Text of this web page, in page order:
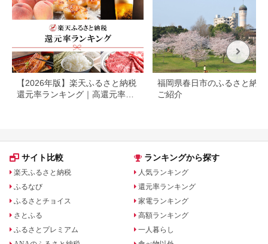
【2026年版】楽天ふるさと納税
還元率ランキング｜高還元率返
福岡県春日市のふるさと納税
ご紹介
サイト比較
楽天ふるさと納税
ふるなび
ふるさとチョイス
さとふる
ふるさとプレミアム
ランキングから探す
人気ランキング
還元率ランキング
家電ランキング
高額ランキング
一人暮らし